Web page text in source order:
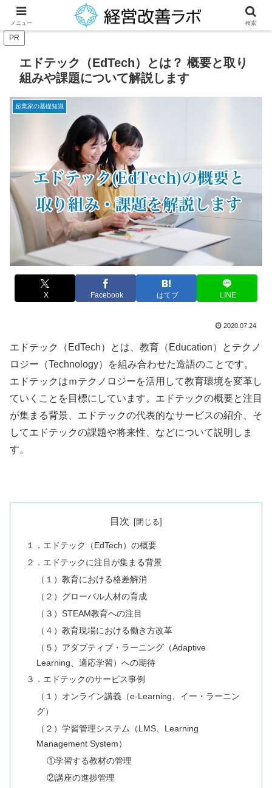
中小企業経営者に役立つ財務改善等のノウハウを提供
PR
エドテック（EdTech）とは？ 概要と取り
組みや課題について解説します
起業家の基礎知識
X Facebook はてブ LINE
2020.07.24
エドテック（ EdTech）とは、教育（ Education）とテクノ
ロジー（Technology）を組み合わせた造語のことです。
エドテックはｍテクノロジーを活用して教育環境を変革し
ていくことを目標にしています。エドテックの概要と注目
が集まる背景、エドテックの代表的なサービスの紹介、そ
してエドテックの課題や将来性、などについて説明しま
す。
目次
１．エドテック（EdTech）の概要
２．エドテックに注目が集まる背景
（１）教育における格差解消
（２）グローバル人材の育成
（３）STEAM教育への注目
（４）教育現場における働き方改革
（５）アダプティブ・ラーニング（Adaptive
Learning、適応学習）への期待
３．エドテックのサービス事例
（１）オンライン講義（e-Learning、イー・ラーニン
グ）
（２）学習管理システム（LMS、Learning
Management System）
①学習する教材の管理
②講座の進捗管理
メニュー 検索